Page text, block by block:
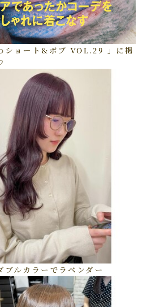
ショート&ボブ VOL.29 」に掲
ブルカラーでラベンダー